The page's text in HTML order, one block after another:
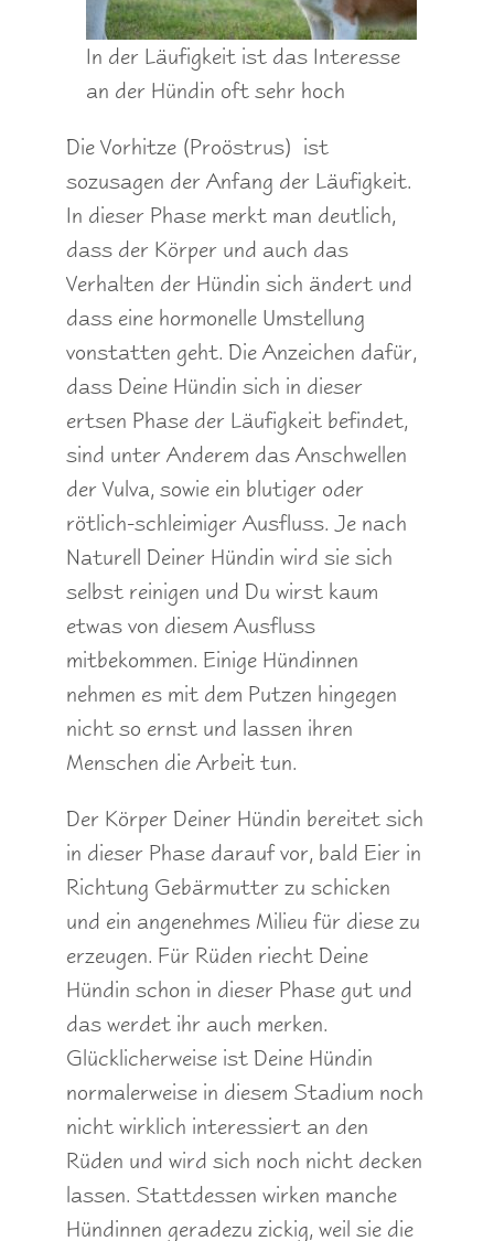
In der Läufigkeit ist das Interesse
an der Hündin oft sehr hoch
Die Vorhitze (Proöstrus) ist
sozusagen der Anfang der Läufigkeit.
In dieser Phase merkt man deutlich,
dass der Körper und auch das
Verhalten der Hündin sich ändert und
dass eine hormonelle Umstellung
vonstatten geht. Die Anzeichen dafür,
dass Deine Hündin sich in dieser
ertsen Phase der Läufigkeit befindet,
sind unter Anderem das Anschwellen
der Vulva, sowie ein blutiger oder
rötlich-schleimiger Ausfluss. Je nach
Naturell Deiner Hündin wird sie sich
selbst reinigen und Du wirst kaum
etwas von diesem Ausfluss
mitbekommen. Einige Hündinnen
nehmen es mit dem Putzen hingegen
nicht so ernst und lassen ihren
Menschen die Arbeit tun.
Der Körper Deiner Hündin bereitet sich
in dieser Phase darauf vor, bald Eier in
Richtung Gebärmutter zu schicken
und ein angenehmes Milieu für diese zu
erzeugen. Für Rüden riecht Deine
Hündin schon in dieser Phase gut und
das werdet ihr auch merken.
Glücklicherweise ist Deine Hündin
normalerweise in diesem Stadium noch
nicht wirklich interessiert an den
Rüden und wird sich noch nicht decken
lassen. Stattdessen wirken manche
Hündinnen geradezu zickig, weil sie die